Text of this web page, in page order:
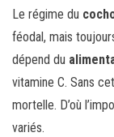
Le régime du
féodal, mais
dépend du
vitamine C. Sans
mortelle. D’où
variés.